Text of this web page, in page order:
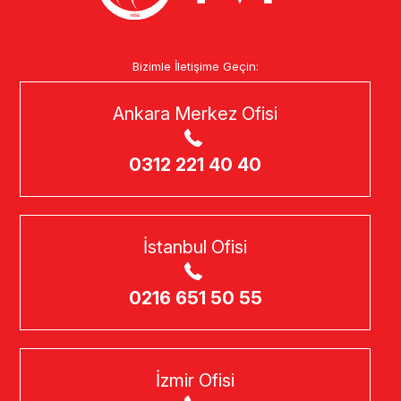
Bizimle İletişime Geçin:
Ankara Merkez Ofisi
0312 221 40 40
İstanbul Ofisi
0216 651 50 55
İzmir Ofisi